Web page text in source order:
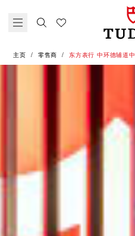
主页 零售商 ‭东方表行 中环德辅道中‬